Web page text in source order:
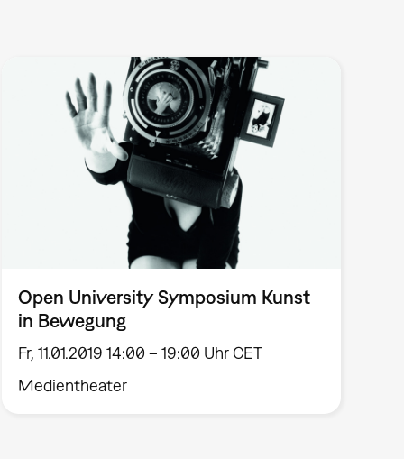
Open University Symposium Kunst
in Bewegung
Fr, 11.01.2019 14:00 – 19:00 Uhr CET
Medientheater